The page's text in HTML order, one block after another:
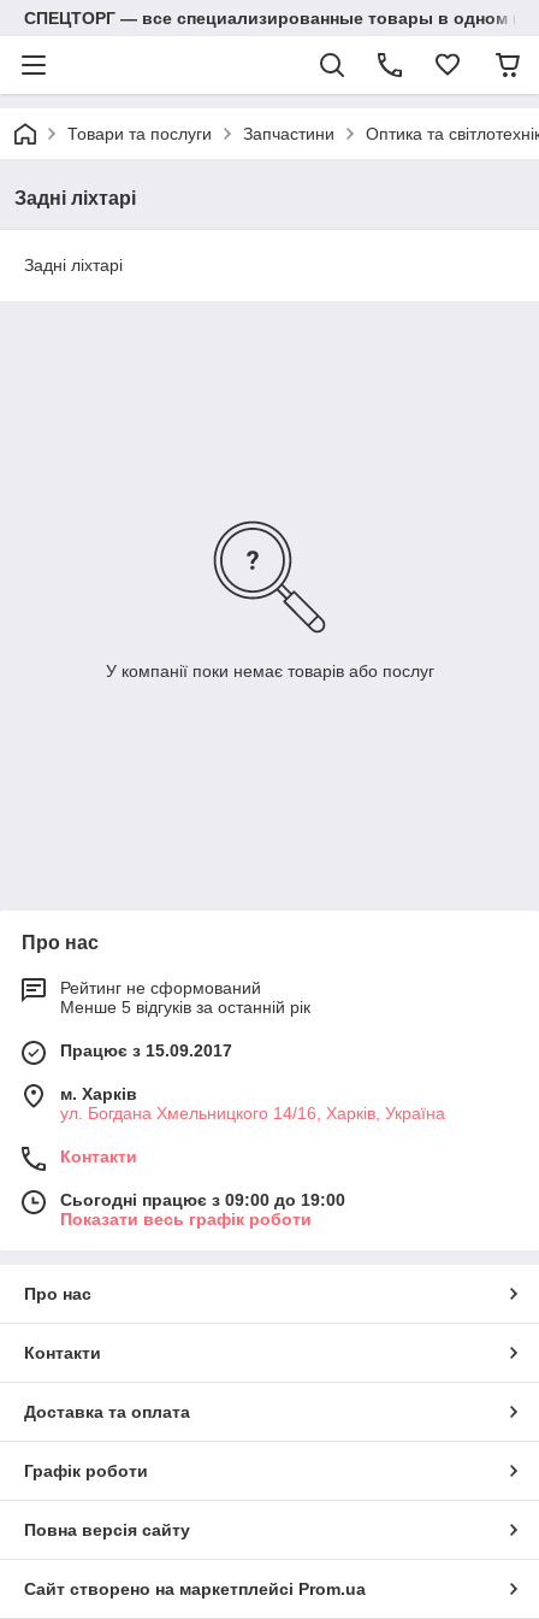
СПЕЦТОРГ — все специализированные товары в одном
Товари та послуги Запчастини Оптика та
Задні ліхтарі
Задні ліхтарі
У компанії поки немає товарів або послуг
Про нас
Рейтинг не сформований
Менше 5 відгуків за останній рік
Працює з 15.09.2017
м. Харків
ул. Богдана Хмельницкого 14/16, Харків, Україна
Контакти
Сьогодні працює з 09:00 до 19:00
Показати весь графік роботи
Про нас
Контакти
Доставка та оплата
Графік роботи
Повна версія сайту
Сайт створено на маркетплейсі Prom.ua